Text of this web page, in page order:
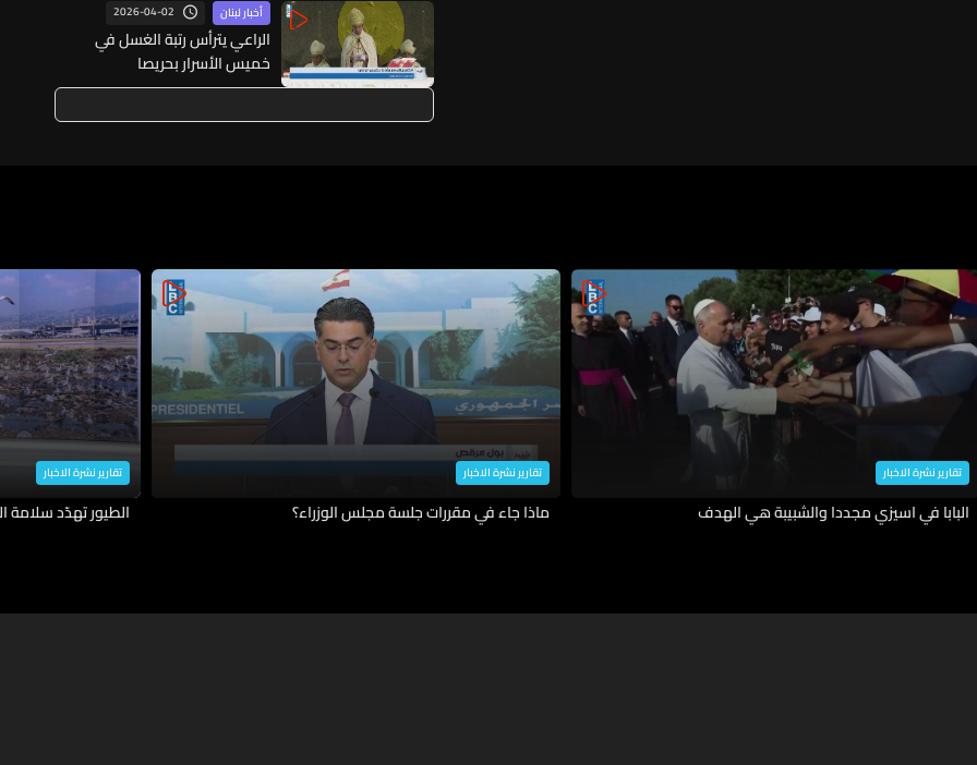
أخبار لبنان 2026-04-02
الراعي يترأس رتبة الغسل في
خميس الأسرار بحريصا
تقارير نشرة الاخبار
البابا في اسيزي مجددا والشبيبة هي الهدف
تقارير نشرة الاخبار
ماذا جاء في مقررات جلسة مجلس الوزراء؟
تقارير نشرة الاخبار
الطيور تهدّد سلامة